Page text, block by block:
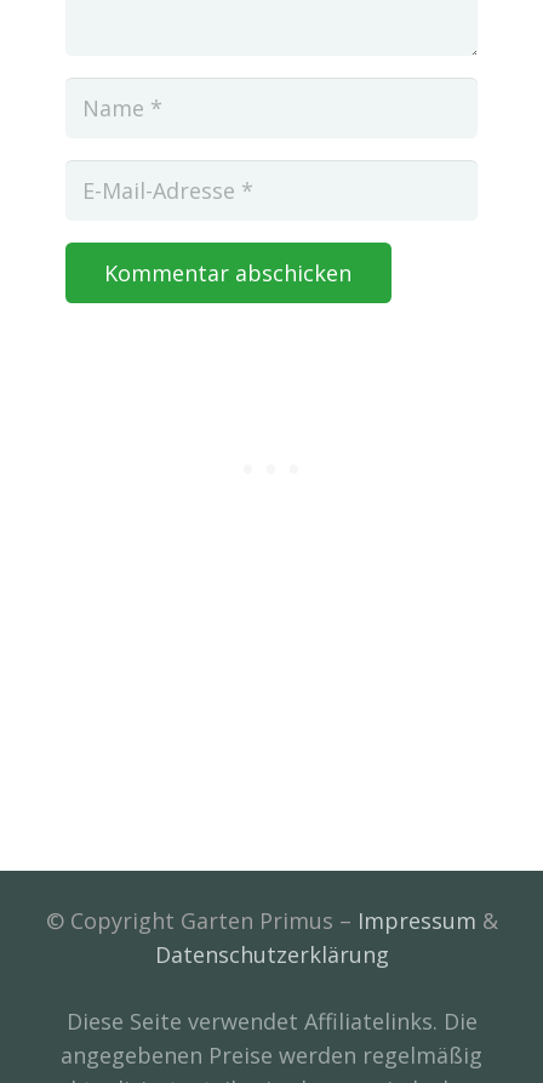
Kommentar abschicken
© Copyright Garten Primus – Impressum &
Datenschutzerklärung
Diese Seite verwendet Affiliatelinks. Die
angegebenen Preise werden regelmäßig